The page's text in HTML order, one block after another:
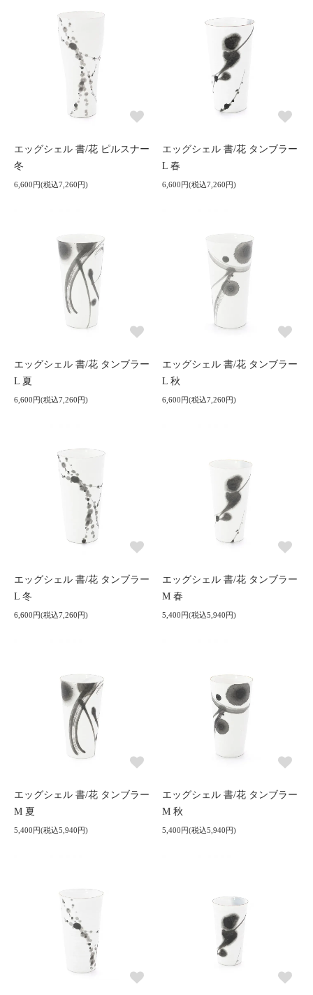
エッグシェル 書/花 ピルスナー
冬
6,600円(税込7,260円)
エッグシェル 書/花 タンブラー
L 春
6,600円(税込7,260円)
エッグシェル 書/花 タンブラー
L 夏
6,600円(税込7,260円)
エッグシェル 書/花 タンブラー
L 秋
6,600円(税込7,260円)
エッグシェル 書/花 タンブラー
L 冬
6,600円(税込7,260円)
エッグシェル 書/花 タンブラー
M 春
5,400円(税込5,940円)
エッグシェル 書/花 タンブラー
M 夏
5,400円(税込5,940円)
エッグシェル 書/花 タンブラー
M 秋
5,400円(税込5,940円)